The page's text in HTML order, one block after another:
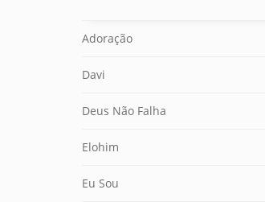
Adoração
Davi
Deus Não Falha
Elohim
Eu Sou